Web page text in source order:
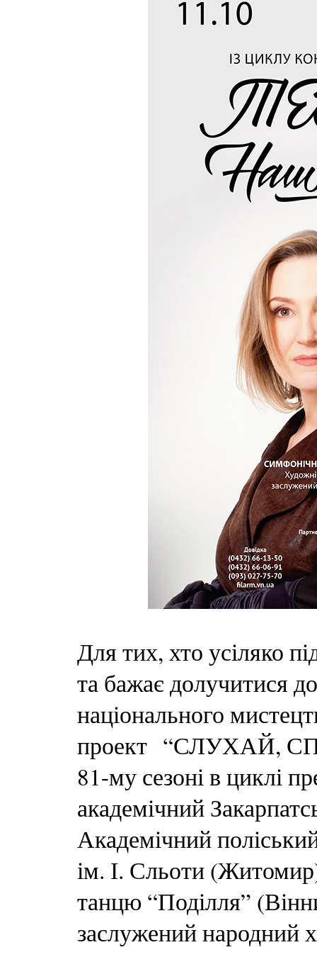
Для тих, хто усіляко
та бажає долучитися
національного
проект “СЛУХАЙ,
81-му сезоні в циклі
академічний
Академічний
ім. І. Сльоти
танцю “Поділля”
заслужений народний